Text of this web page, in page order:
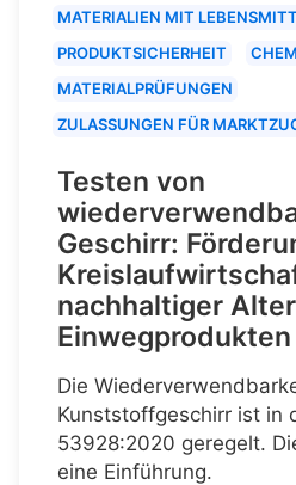
MATERIALIEN MIT
PRODUKTSICHERHEIT
MATERIALPRÜFUNGEN
ZULASSUNGEN FÜR
Testen von
Geschirr:
nachhaltiger
Einwegprodukten
Die
Kunststoffgeschirr ist in
53928:2020 geregelt.
eine Einführung.